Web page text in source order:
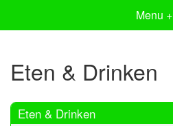
Menu +
Eten & Drinken
Eten & Drinken